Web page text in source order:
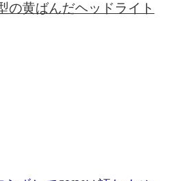
の黄ばんだヘッドライト